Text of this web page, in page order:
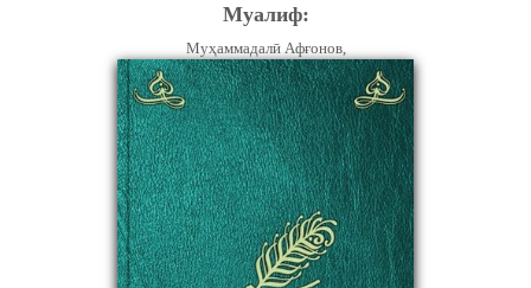
Муалиф:
Муҳаммадалӣ Афғонов,